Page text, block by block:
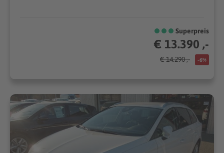
Superpreis
€ 13.390 ,-
€ 14.290 ,- -6%